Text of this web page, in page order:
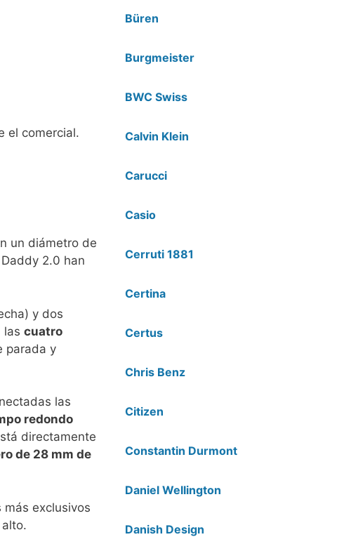
el comercial.
un diámetro de
2.0 han
y dos
las cuatro
parada y
las
redondo
directamente
de 28 mm de
exclusivos
Büren
Burgmeister
BWC Swiss
Calvin Klein
Carucci
Casio
Cerruti 1881
Certina
Certus
Chris Benz
Citizen
Constantin Durmont
Daniel Wellington
Danish Design